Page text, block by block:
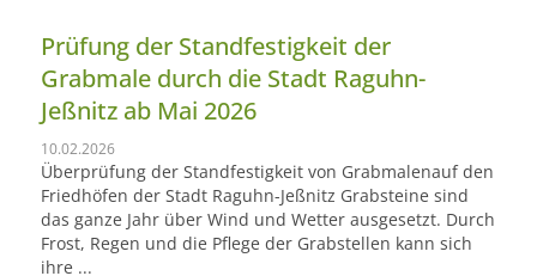
Prüfung der Standfestigkeit der
Grabmale durch die Stadt Raguhn-
Jeßnitz ab Mai 2026
10.02.2026
Überprüfung der Standfestigkeit von Grabmalenauf den
Friedhöfen der Stadt Raguhn-Jeßnitz Grabsteine sind
das ganze Jahr über Wind und Wetter ausgesetzt. Durch
Frost, Regen und die Pflege der Grabstellen kann sich
ihre ...